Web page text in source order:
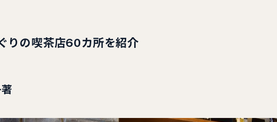
りの喫茶店60カ所を紹介